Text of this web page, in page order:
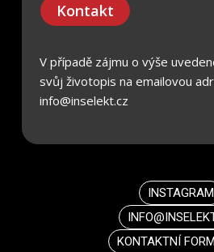
Kontakt
V případě zájmu o výše
svůj životopis na emailovou
info@inselekt.cz
INSTAGRAM
KONTAKTNÍ